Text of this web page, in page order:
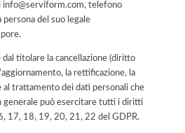
info@serviform.com, telefono
del suo legale
dal titolare la cancellazione (diritto
la rettificazione, la
al trattamento dei dati personali che
generale può esercitare tutti i diritti
17, 18, 19, 20, 21, 22 del GDPR.